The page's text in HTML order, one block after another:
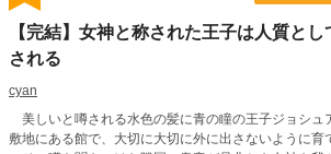
【完結】女神と称された王子は人質と
される
cyan
美しいと噂される水色の髪に青の瞳の王子ジョシュ
敷地にある館で、大切に大切に外に出さないように育